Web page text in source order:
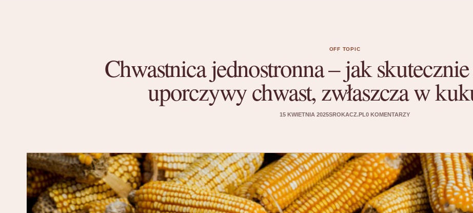
OFF TOPIC
Chwastnica jednostronna – jak
uporczywy chwast, zwłaszcza w
15 KWIETNIA 2025SROKACZ.PL0 KOMENTARZY